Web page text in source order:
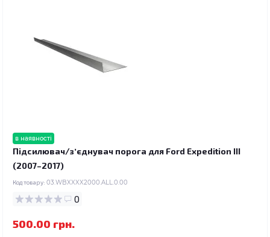
в наявності
Підсилювач/зʼєднувач порога для Ford Expedition III
(2007–2017)
Код товару: 03.WBXXXX2000.ALL.0.00
0
500.00 грн.